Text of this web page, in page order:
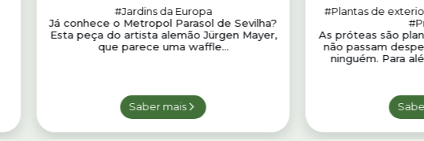
#Jardins da Europa
Já conhece o Metropol Parasol de Sevilha?
Esta peça do artista alemão Jürgen Mayer,
que parece uma waffle...
Saber mais
#Plantas de
As próteas são
não passam
ninguém. Para